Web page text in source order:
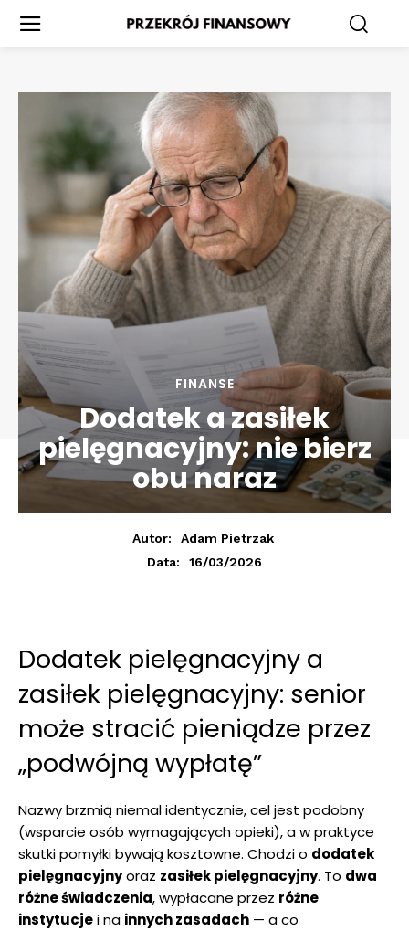
FINANSE
Dodatek a zasiłek
pielęgnacyjny: nie bierz
obu naraz
Autor:
Adam Pietrzak
Data:
16/03/2026
Dodatek pielęgnacyjny a
zasiłek pielęgnacyjny: senior
może stracić pieniądze przez
„podwójną wypłatę”
Nazwy brzmią niemal identycznie, cel jest podobny
(wsparcie osób wymagających opieki), a w praktyce
skutki pomyłki bywają kosztowne. Chodzi o dodatek
pielęgnacyjnyoraz zasiłek pielęgnacyjny. To dwa
różne świadczenia, wypłacane przez różne
instytucjei na innych zasadach — a co